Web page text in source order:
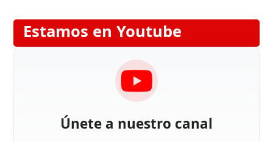
Estamos en Youtube
Únete a nuestro canal